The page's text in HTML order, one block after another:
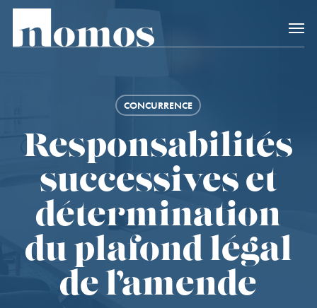
Skip
main
Accès rapide
CONCURRENCE
Responsabilités
successives et
détermination
du plafond légal
de l’amende